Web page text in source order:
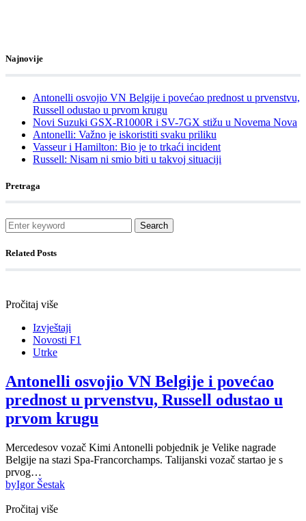
Najnovije
Antonelli osvojio VN Belgije i povećao prednost u prvenstvu,
Russell odustao u prvom krugu
Novi Suzuki GSX-R1000R i SV-7GX stižu u Novema Nova
Antonelli: Važno je iskoristiti svaku priliku
Vasseur i Hamilton: Bio je to trkaći incident
Russell: Nisam ni smio biti u takvoj situaciji
Pretraga
Search
Related Posts
Pročitaj više
Izvještaji
Novosti F1
Utrke
Antonelli osvojio VN Belgije i povećao
prednost u prvenstvu, Russell odustao u
prvom krugu
Mercedesov vozač Kimi Antonelli pobjednik je Velike nagrade
Belgije na stazi Spa-Francorchamps. Talijanski vozač startao je s
prvog…
byIgor Šestak
Pročitaj više